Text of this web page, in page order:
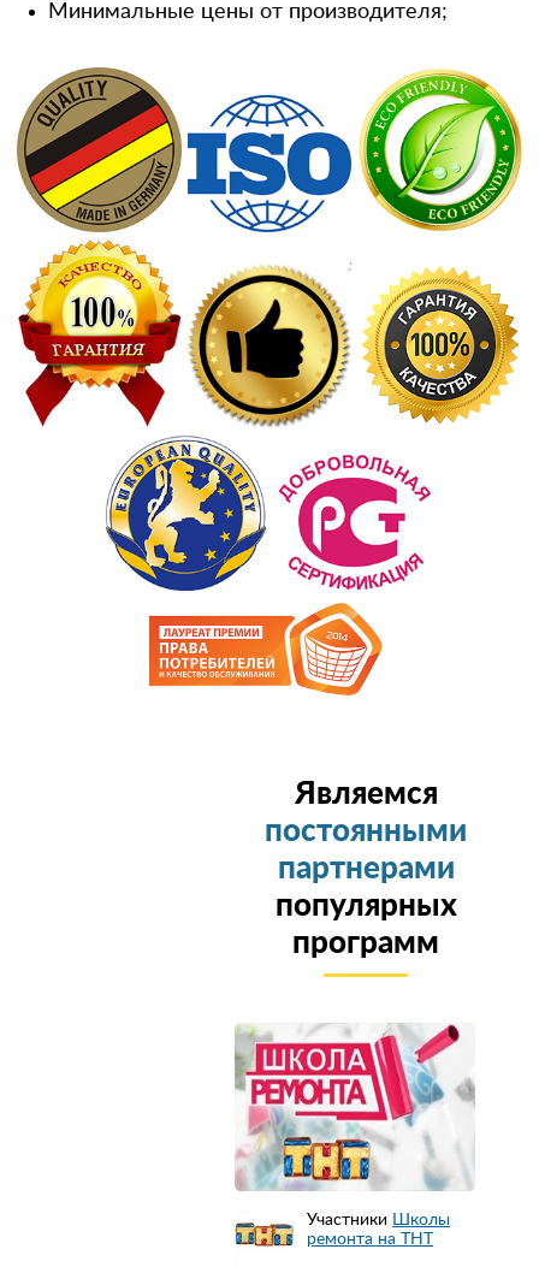
Минимальные цены от производителя;
Являемся
постоянными
партнерами
популярных
программ
Участники Школы
ремонта на ТНТ